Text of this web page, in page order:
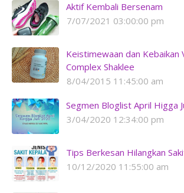
Aktif Kembali Bersenam
7/07/2021 03:00:00 pm
Keistimewaan dan Kebaikan
Complex Shaklee
8/04/2015 11:45:00 am
Segmen Bloglist April Higga
3/04/2020 12:34:00 pm
Tips Berkesan Hilangkan
10/12/2020 11:55:00 am